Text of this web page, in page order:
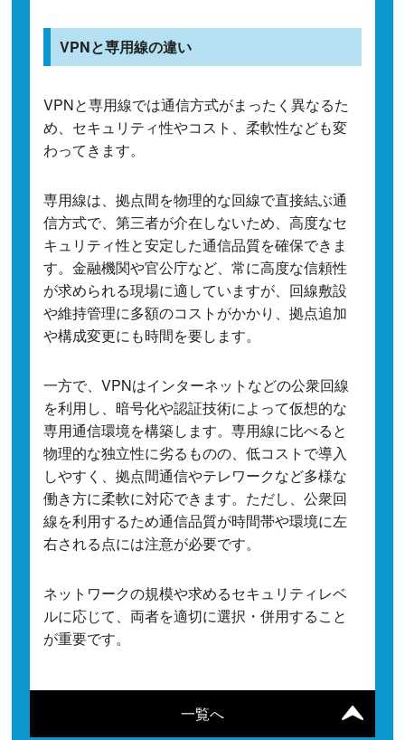
一覧へ
VPNと専用線の違い
VPNと専用線では通信方式がまったく異なるた
め、セキュリティ性やコスト、柔軟性なども変
わってきます。
専用線は、拠点間を物理的な回線で直接結ぶ通
信方式で、第三者が介在しないため、高度なセ
キュリティ性と安定した通信品質を確保できま
す。金融機関や官公庁など、常に高度な信頼性
が求められる現場に適していますが、回線敷設
や維持管理に多額のコストがかかり、拠点追加
や構成変更にも時間を要します。
一方で、VPNはインターネットなどの公衆回線
を利用し、暗号化や認証技術によって仮想的な
専用通信環境を構築します。専用線に比べると
物理的な独立性に劣るものの、低コストで導入
しやすく、拠点間通信やテレワークなど多様な
働き方に柔軟に対応できます。ただし、公衆回
線を利用するため通信品質が時間帯や環境に左
右される点には注意が必要です。
ネットワークの規模や求めるセキュリティレベ
ルに応じて、両者を適切に選択・併用すること
が重要です。